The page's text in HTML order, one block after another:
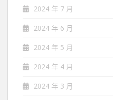
2024 年 7 月
2024 年 6 月
2024 年 5 月
2024 年 4 月
2024 年 3 月